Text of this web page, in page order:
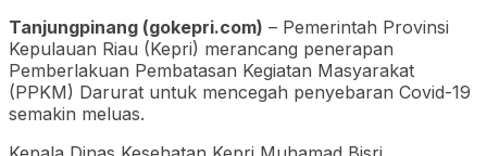
Tanjungpinang (gokepri.com) – Pemerintah Provinsi
Kepulauan Riau (Kepri) merancang penerapan
Pemberlakuan Pembatasan Kegiatan Masyarakat
(PPKM) Darurat untuk mencegah penyebaran Covid-19
semakin meluas.